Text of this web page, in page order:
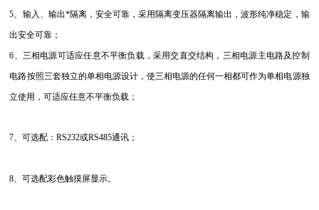
5、输入、输出*隔离，安全可靠，采用隔离变压器隔离输出，波形纯净稳定，输
出安全可靠；
6、三相电源可适应任意不平衡负载，采用交直交结构，三相电源主电路及控制
电路按照三套独立的单相电源设计，使三相电源的任何一相都可作为单相电源独
立使用，可适应任意不平衡负载；
7、可选配：RS232或RS485通讯；
8、可选配彩色触摸屏显示。